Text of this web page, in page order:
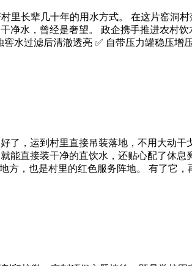
里长辈几十年的用水方式。 在这片窑洞
水，曾经是奢望。 政企携手推进农村
水过滤后清澈透亮 ✅ 自带压力罐稳压增
，运到村里直接吊装落地，不用大动干
直接装干净的直饮水，还贴心配了休
，也是村里的红色服务阵地。 有了它，